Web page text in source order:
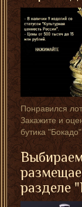
Понравился
Закажите и
бутика
разделе